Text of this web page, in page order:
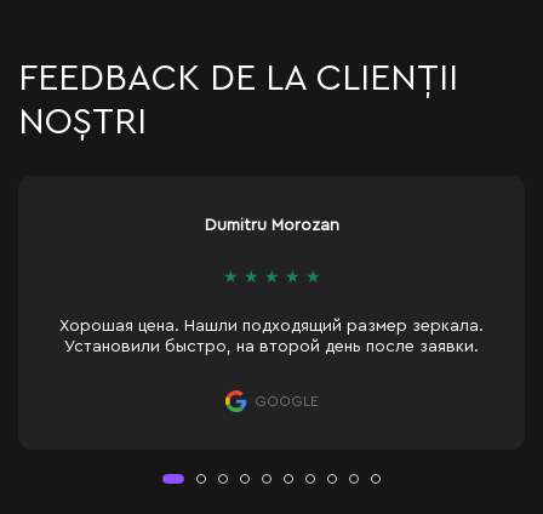
FEEDBACK DE LA CLIENȚII
NOȘTRI
Tania
★ ★ ★ ★ ★
Rapid si foarte bine organizat!
GOOGLE